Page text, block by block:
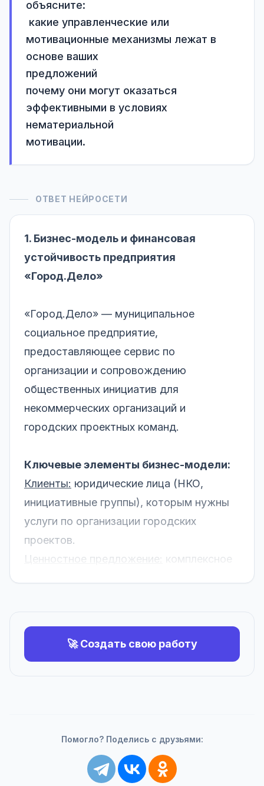
объясните:
мотивационные механизмы лежат в
основе ваших
предложений
почему они могут оказаться
эффективными в условиях
нематериальной
мотивации.
ОТВЕТ НЕЙРОСЕТИ
1. Бизнес-модель и финансовая
устойчивость предприятия
«Город.Дело»
«Город.Дело» — муниципальное
социальное предприятие,
предоставляющее сервис по
организации и сопровождению
общественных инициатив для
некоммерческих организаций и
городских проектных команд.
Ключевые элементы бизнес-модели:
Клиенты: юридические лица (НКО,
инициативные группы), которым нужны
услуги по организации городских
проектов.
Ценностное предложение: комплексное
🚀 Создать свою работу
Помогло? Поделись с друзьями: